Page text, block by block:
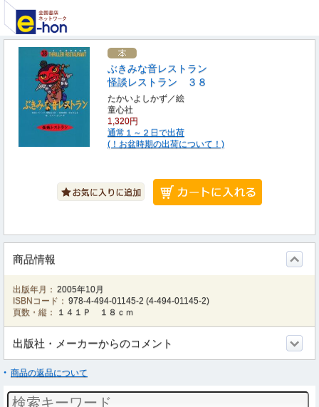
ぶきみな音レストラン
怪談レストラン ３８
たかいよしかず／絵
童心社
1,320円
通常１～２日で出荷
(！お盆時期の出荷について！)
商品情報
出版年月： 2005年10月
ISBNコード： 978-4-494-01145-2 (4-494-01145-2)
頁数・縦：
１４１Ｐ １８ｃｍ
出版社・メーカーからのコメント
商品の返品について